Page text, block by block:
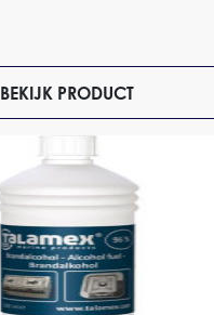
BEKIJK PRODUCT